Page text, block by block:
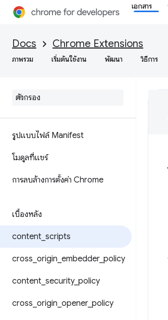
เอกสาร
Docs Chrome Extensions
ภาพรวม เริ่มต้นใช้งาน พัฒนา วิธีการ
รูปแบบไฟล์ Manifest
โมดูลที่แชร์
การลบล้างการตั้งค่า Chrome
เบื้องหลัง
content scripts
cross origin embedder_ policy
content security_ policy
cross origin opener_ policy